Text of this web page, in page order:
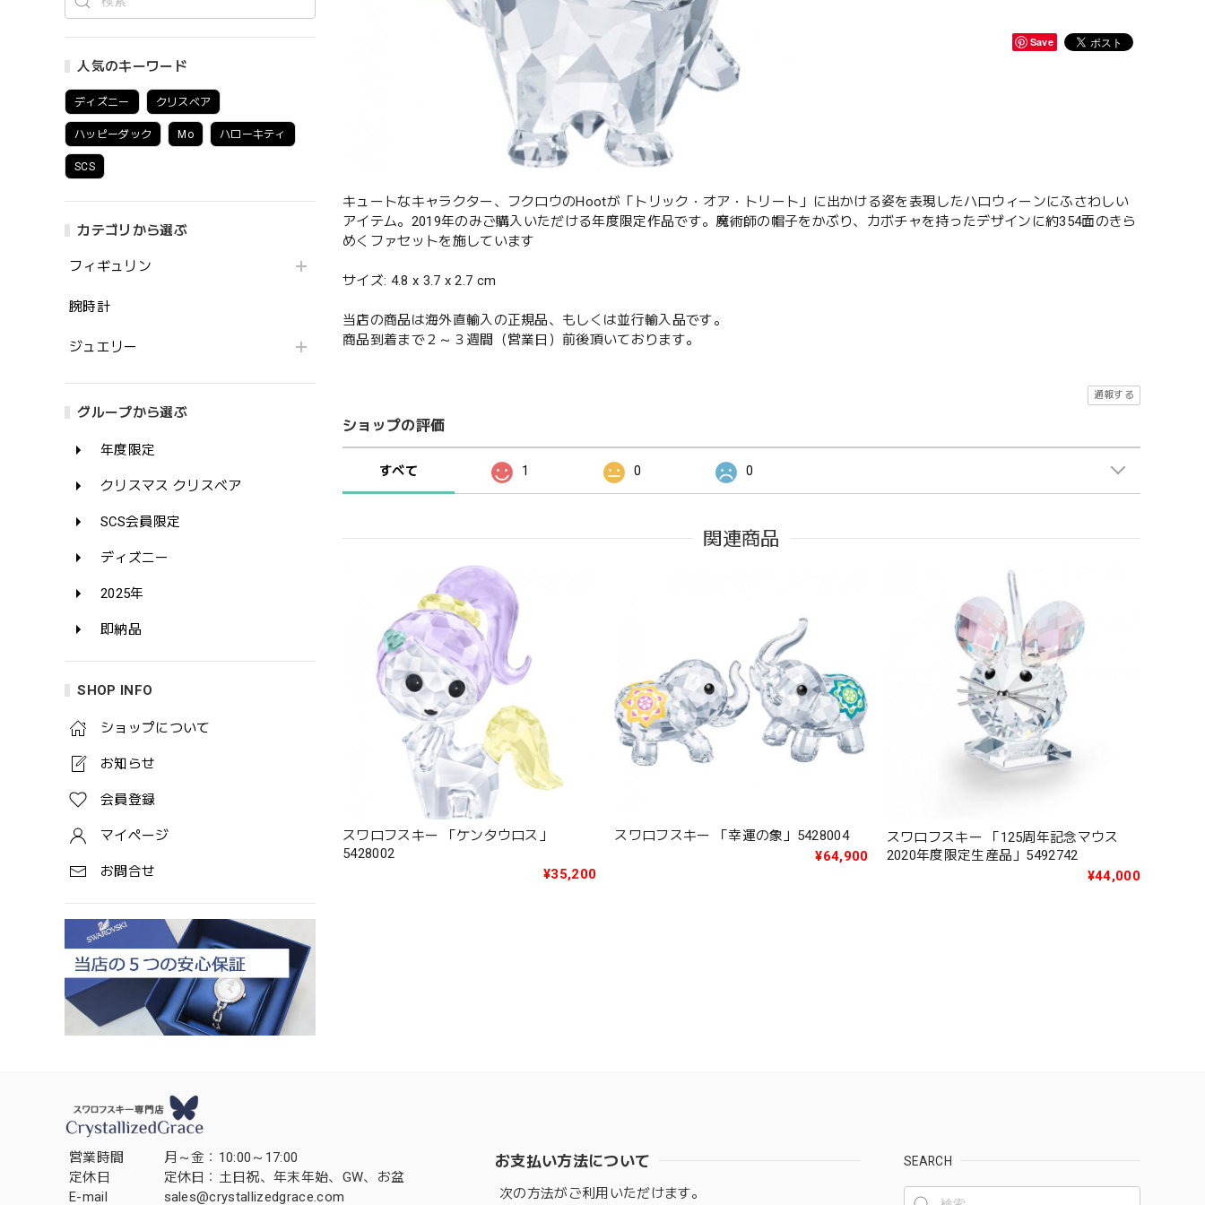
人気のキーワード
ディズニー クリスベア
ハッピーダック Mo ハローキティ
SCS
カテゴリから選ぶ
フィギュリン
腕時計
ジュエリー
グループから選ぶ
年度限定
クリスマス クリスベア
SCS会員限定
ディズニー
2025年
即納品
SHOP INFO
ショップについて
お知らせ
会員登録
マイページ
お問合せ
Save
キュートなキャラクター、フクロウのHootが「トリック・オア・トリート」に出かける姿を表現したハロウィーンにふさわしい
アイテム。2019年のみご購入いただける年度限定作品です。魔術師の帽子をかぶり、カボチャを持ったデザインに約354面のきら
めくファセットを施しています
サイズ: 4.8 x 3.7 x 2.7 cm
当店の商品は海外直輸入の正規品、もしくは並行輸入品です。
商品到着まで２～３週間（営業日）前後頂いております。
通報する
ショップの評価
すべて 1 0 0
関連商品
スワロフスキー 「ケンタウロス」
5428002
¥35,200
スワロフスキー 「幸運の象」5428004
¥64,900
スワロフスキー 「125周年記念マウス
2020年度限定生産品」5492742
¥44,000
営業時間
月～金：10:00～17:00
定休日
定休日：土日祝、年末年始、GW、お盆
E-mail
sales@crystallizedgrace.com
お支払い方法について
次の方法がご利用いただけます。
SEARCH